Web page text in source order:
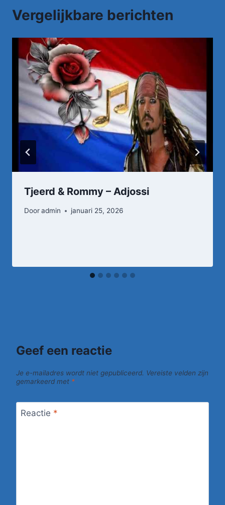
Vergelijkbare berichten
Tjeerd & Rommy – Adjossi
Dooradmin januari 25, 2026
Geef een reactie
Je e-mailadres wordt niet gepubliceerd. Vereiste velden zijn
gemarkeerd met *
Reactie *